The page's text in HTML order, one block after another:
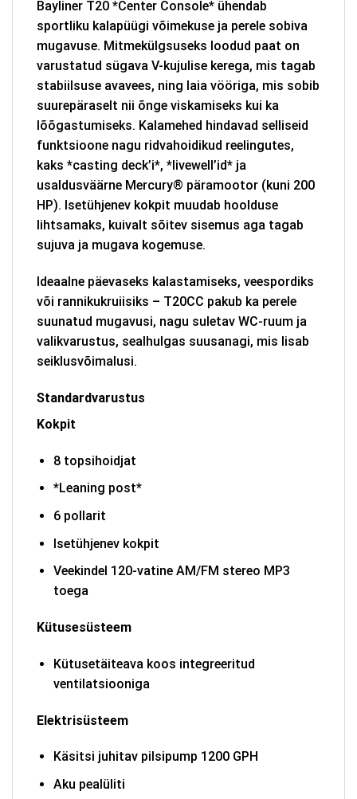
Bayliner T20 *Center Console* ühendab
sportliku kalapüügi võimekuse ja perele sobiva
mugavuse. Mitmekülgsuseks loodud paat on
varustatud sügava V-kujulise kerega, mis tagab
stabiilsuse avavees, ning laia vööriga, mis sobib
suurepäraselt nii õnge viskamiseks kui ka
lõõgastumiseks. Kalamehed hindavad selliseid
funktsioone nagu ridvahoidikud reelingutes,
kaks *casting deck’i*, *livewell’id* ja
usaldusväärne Mercury® päramootor (kuni 200
HP). Isetühjenev kokpit muudab hoolduse
lihtsamaks, kuivalt sõitev sisemus aga tagab
sujuva ja mugava kogemuse.
Ideaalne päevaseks kalastamiseks, veespordiks
või rannikukruiisiks – T20CC pakub ka perele
suunatud mugavusi, nagu suletav WC-ruum ja
valikvarustus, sealhulgas suusanagi, mis lisab
seiklusvõimalusi.
Standardvarustus
Kokpit
8 topsihoidjat
*Leaning post*
6 pollarit
Isetühjenev kokpit
Veekindel 120-vatine AM/FM stereo MP3
toega
Kütusesüsteem
Kütusetäiteava koos integreeritud
ventilatsiooniga
Elektrisüsteem
Käsitsi juhitav pilsipump 1200 GPH
Aku pealüliti